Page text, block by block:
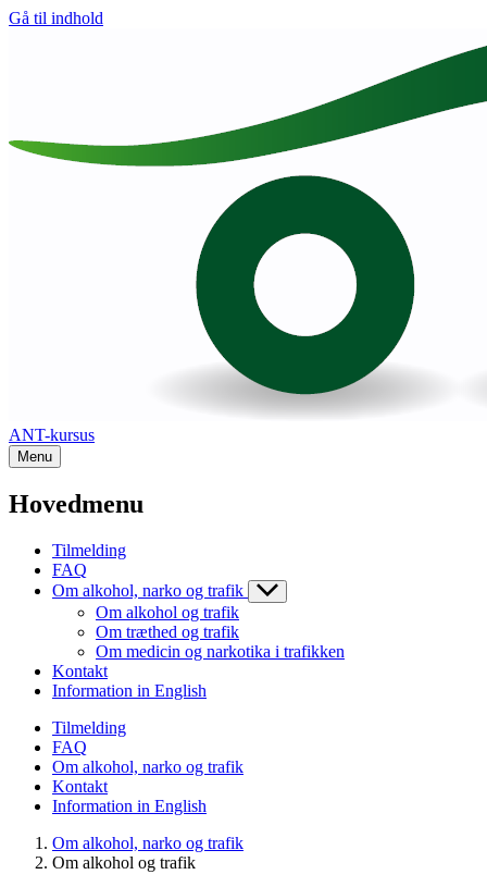
Gå til indhold
ANT-kursus
Menu
Hovedmenu
Tilmelding
FAQ
Om alkohol, narko og trafik
Om alkohol og trafik
Om træthed og trafik
Om medicin og narkotika i trafikken
Kontakt
Information in English
Tilmelding
FAQ
Om alkohol, narko og trafik
Kontakt
Information in English
Om alkohol, narko og trafik
Om alkohol og trafik